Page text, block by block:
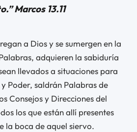
Marcos 13.11
a Dios y se sumergen en la
adquieren la sabiduría
llevados a situaciones para
Poder, saldrán Palabras de
Consejos y Direcciones del
los que están allí presentes
la boca de aquel siervo.